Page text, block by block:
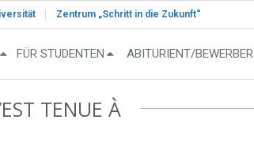
Zentrum „Schritt in die Zukunft“
FÜR STUDENTEN ABITURIENT/BEWERBER
TENUE À